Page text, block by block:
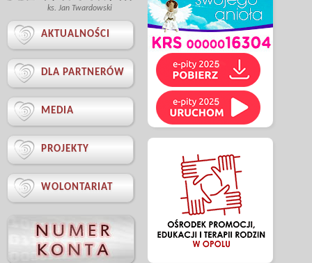
ks. Jan Twardowski
 AKTUALNOŚCI
 DLA PARTNERÓW
 MEDIA
 PROJEKTY
 WOLONTARIAT